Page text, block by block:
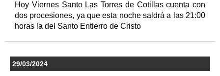
Hoy Viernes Santo Las Torres de Cotillas cuenta con
dos procesiones, ya que esta noche saldrá a las 21:00
horas la del Santo Entierro de Cristo
29/03/2024